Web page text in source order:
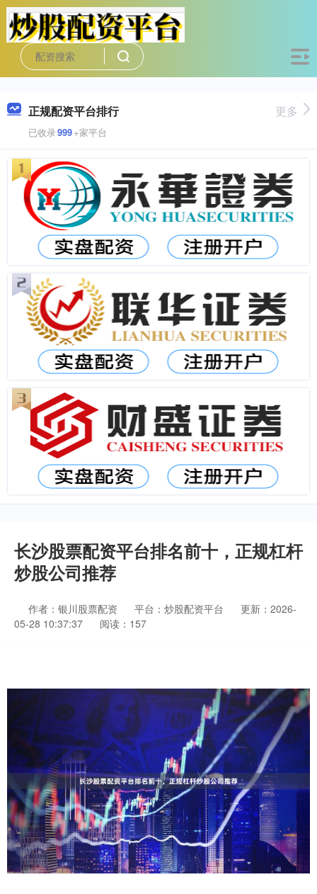
正规配资平台排行
已收录999+家平台
更多
长沙股票配资平台排名前十，正规杠杆
炒股公司推荐
作者：银川股票配资 平台：炒股配资平台
更新：2026-
05-28 10:37:37
阅读：157